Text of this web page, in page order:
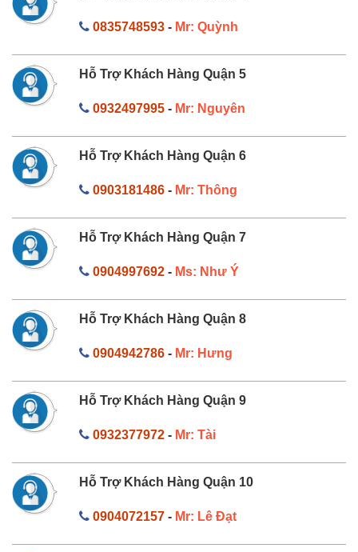
0835748593- Mr: Quỳnh
Hỗ Trợ Khách Hàng Quận 5
0932497995- Mr: Nguyên
Hỗ Trợ Khách Hàng Quận 6
0903181486- Mr: Thông
Hỗ Trợ Khách Hàng Quận 7
0904997692- Ms: Như Ý
Hỗ Trợ Khách Hàng Quận 8
0904942786- Mr: Hưng
Hỗ Trợ Khách Hàng Quận 9
0932377972- Mr: Tài
Hỗ Trợ Khách Hàng Quận 10
0904072157- Mr: Lê Đạt